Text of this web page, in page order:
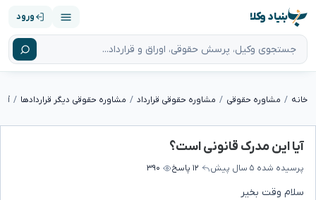
بنیاد وکلا ورود
خانه مشاوره حقوقی مشاوره حقوقی قرارداد مشاوره حقوقی دیگر قراردادها
آیا این مدرک قانونی است؟
پرسیده شده ۵ سال پیش ۱۲ پاسخ ۳۹۰
سلام وقت بخیر